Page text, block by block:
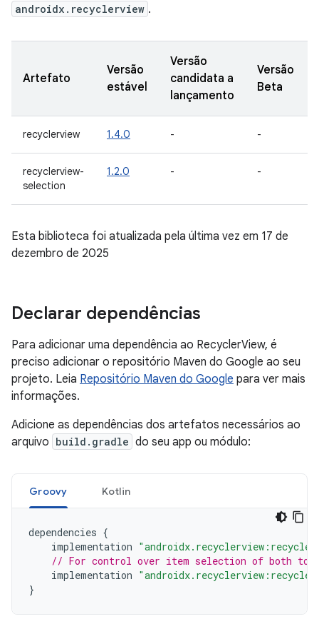
androidx.recyclerview .
Artefato
Versão
estável
Versão
candidata a
lançamento
Versão
Beta
recyclerview 1.4.0 - -
recyclerview-
selection
1.2.0 - -
Esta biblioteca foi atualizada pela última vez em 17 de
dezembro de 2025
Declarar dependências
Para adicionar uma dependência ao RecyclerView, é
preciso adicionar o repositório Maven do Google ao seu
projeto. Leia Repositório Maven do Google para ver mais
informações.
Adicione as dependências dos artefatos necessários ao
arquivo build.gradle do seu app ou módulo:
Groovy Kotlin
dependencies {
implementation
// For control over item selection of both
implementation
}